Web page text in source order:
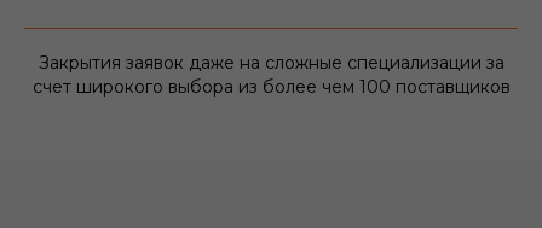
Закрытия заявок даже на сложные специализации за
счет широкого выбора из более чем 100 поставщиков